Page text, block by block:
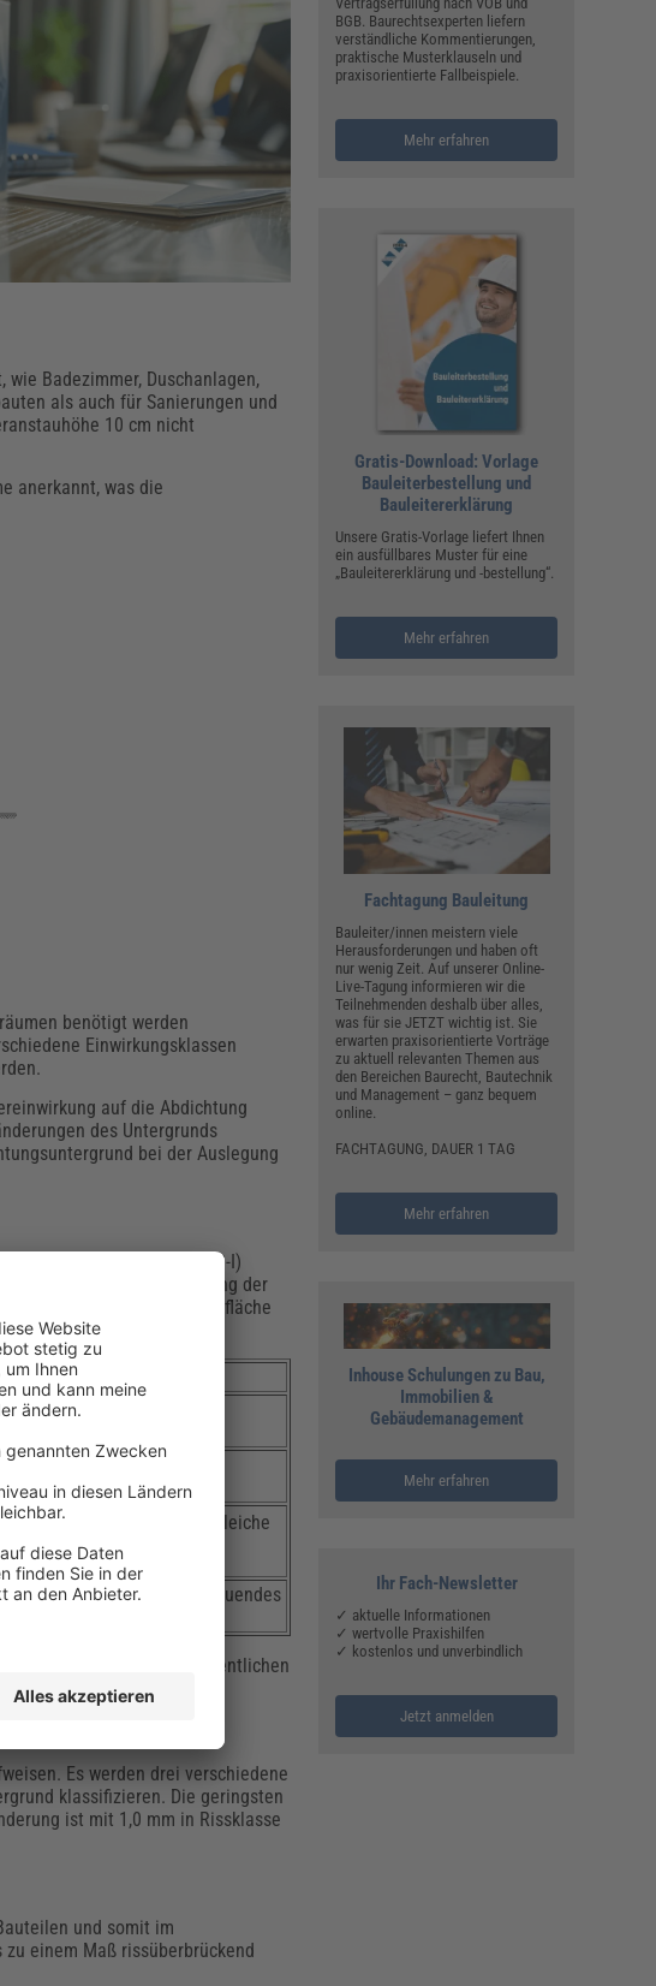
Hausmeister & Haustechnik
Vergaberecht
Personalmanagement
Fachpublikationen & Arbeitshilfen
Weiterbildungen (AKADEMIE HERKERT)
Badezimmer, Duschanlagen,
als auch für Sanierungen und
10 cm nicht
anerkannt, was die
benötigt werden
Einwirkungsklassen
auf die Abdichtung
des Untergrunds
bei der Auslegung
(W0-I bis W3-I)
Für die Dimensionierung der
Boden- und Wandfläche
)
(zum Beispiel bodengleiche
intensiviert durch anstauendes
kommt überwiegend in öffentlichen
Es werden drei verschiedene
klassifizieren. Die geringsten
ist mit 1,0 mm in Rissklasse
und somit im
einem Maß rissüberbrückend
BGB. Baurechtsexperten liefern
verständliche Kommentierungen,
praktische Musterklauseln und
praxisorientierte Fallbeispiele.
Mehr erfahren
Gratis-Download: Vorlage
Bauleiterbestellung und
Bauleitererklärung
Unsere Gratis-Vorlage liefert Ihnen
ein ausfüllbares Muster für eine
„Bauleitererklärung und -bestellung“.
Mehr erfahren
Fachtagung Bauleitung
Bauleiter/innen meistern viele
Herausforderungen und haben oft
nur wenig Zeit. Auf unserer Online-
Live-Tagung informieren wir die
Teilnehmenden deshalb über alles,
was für sie JETZT wichtig ist. Sie
erwarten praxisorientierte Vorträge
zu aktuell relevanten Themen aus
den Bereichen Baurecht, Bautechnik
und Management – ganz bequem
online.
FACHTAGUNG, DAUER 1 TAG
Mehr erfahren
Inhouse Schulungen zu Bau,
Immobilien &
Gebäudemanagement
Mehr erfahren
Ihr Fach-Newsletter
✓ aktuelle Informationen
✓ wertvolle Praxishilfen
✓ kostenlos und unverbindlich
Jetzt anmelden